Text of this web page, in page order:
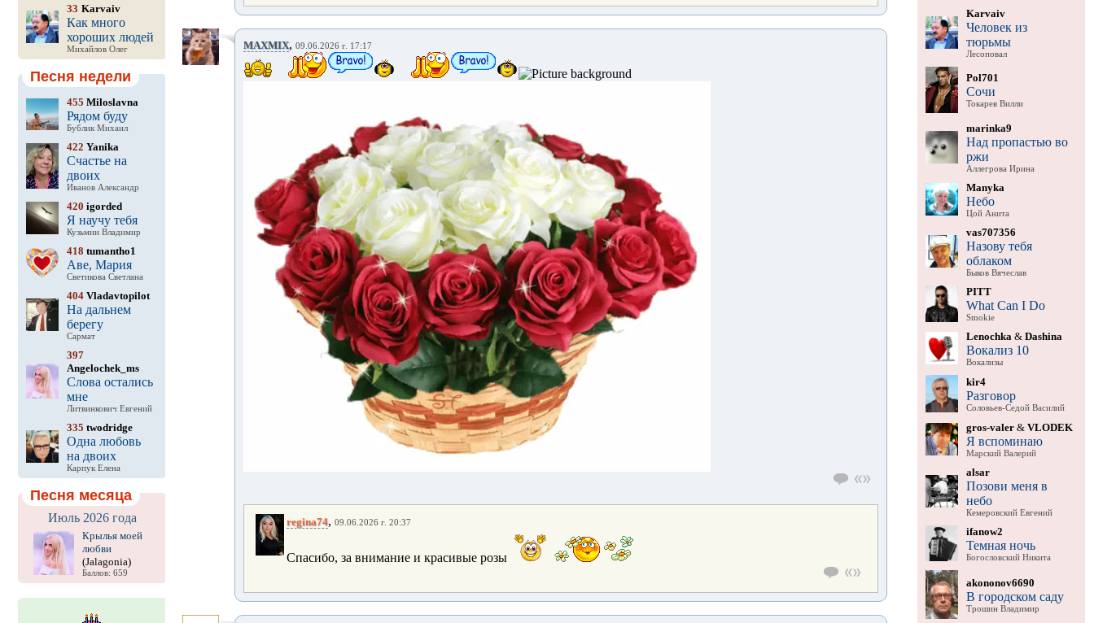
33 Karvaiv
Как много
хороших людей
Михайлов Олег
Песня недели
455 Miloslavna
Рядом буду
Бублик Михаил
422 Yanika
Счастье на
двоих
Иванов Александр
420 igorded
Я научу тебя
Кузьмин Владимир
418 tumantho1
Аве, Мария
Светикова Светлана
404Vladavtopilot
На дальнем
берегу
Сармат
397
Angelochek_ms
Слова остались
мне
Литвинкович Евгений
335 twodridge
Одна любовь
на двоих
Карпук Елена
Песня месяца
Июль 2026 года
Крылья моей
любви
(Jalagonia)
Баллов: 659
MAXMIX, 09.06.2026 г. 17:17
regina74, 09.06.2026 г. 20:37
Спасибо, за внимание и красивые розы
Karvaiv
Человек из
тюрьмы
Лесоповал
Pol701
Сочи
Токарев Вилли
marinka9
Над пропастью во
ржи
Аллегрова Ирина
Manyka
Небо
Цой Анита
vas707356
Назову тебя
облаком
Быков Вячеслав
PITT
What Can I Do
Smokie
Lenochka & Dashina
Вокализ 10
Вокализы
kir4
Разговор
Соловьев-Седой Василий
gros-valer& VLODEK
Я вспоминаю
Марский Валерий
alsar
Позови меня в
небо
Кемеровский Евгений
ifanow2
Темная ночь
Богословский Никита
akononov6690
В городском саду
Трошин Владимир